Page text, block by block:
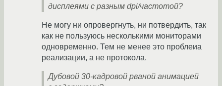
дисплеями с разным dpi/частотой?
Не могу ни опровергнуть, ни потвердить, так
как не пользуюсь несколькими мониторами
одновременно. Тем не менее это проблеиа
реализации, а не протокола.
Дубовой 30-кадровой рваной анимацией